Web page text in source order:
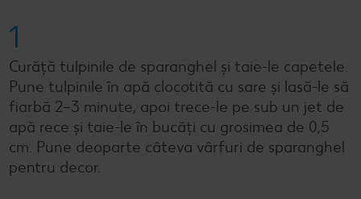
1
Curăță tulpinile de sparanghel și taie-le capetele.
Pune tulpinile în apă clocotită cu sare și lasă-le să
fiarbă 2–3 minute, apoi trece-le pe sub un jet de
apă rece și taie-le în bucăți cu grosimea de 0,5
cm. Pune deoparte câteva vârfuri de sparanghel
pentru decor.